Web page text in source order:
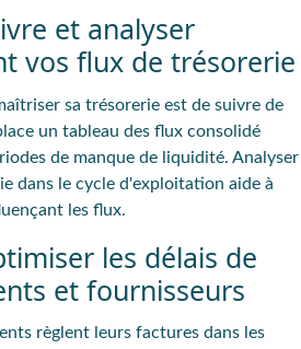
et analyser
vos flux de trésorerie
sa trésorerie est de suivre de
un tableau des flux consolidé
de manque de liquidité. Analyser
dans le cycle d'exploitation aide à
les flux.
les délais de
et fournisseurs
règlent leurs factures dans les